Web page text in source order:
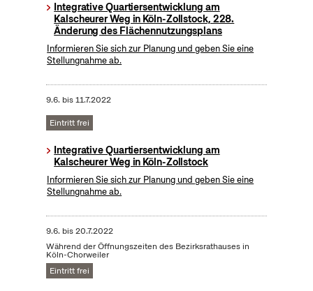
Integrative Quartiersentwicklung am
Kalscheurer Weg in Köln-Zollstock, 228.
Änderung des Flächennutzungsplans
Informieren Sie sich zur Planung und geben Sie eine
Stellungnahme ab.
9.6. bis11.7.2022
Eintritt frei
Integrative Quartiersentwicklung am
Kalscheurer Weg in Köln-Zollstock
Informieren Sie sich zur Planung und geben Sie eine
Stellungnahme ab.
9.6. bis20.7.2022
Während der Öffnungszeiten des Bezirksrathauses in
Köln-Chorweiler
Eintritt frei